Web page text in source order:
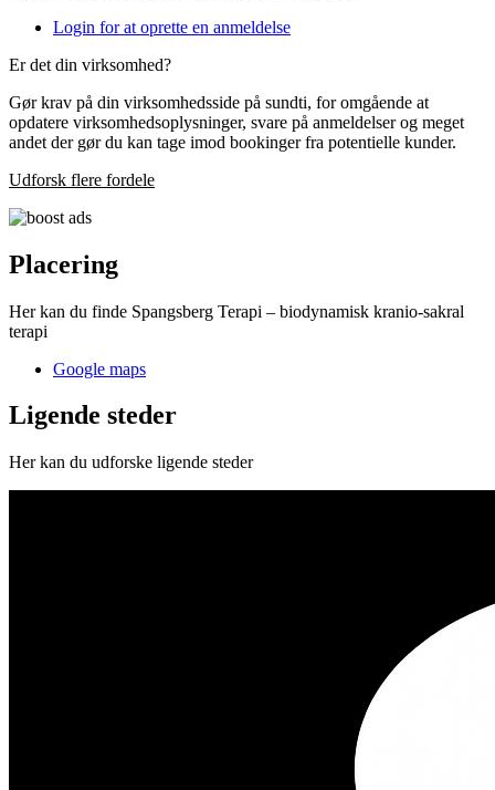
Login for at oprette en anmeldelse
Er det din virksomhed?
Gør krav på din virksomhedsside på sundti, for omgående at
opdatere virksomhedsoplysninger, svare på anmeldelser og meget
andet der gør du kan tage imod bookinger fra potentielle kunder.
Udforsk flere fordele
Placering
Her kan du finde Spangsberg Terapi – biodynamisk kranio-sakral
terapi
Google maps
Ligende steder
Her kan du udforske ligende steder